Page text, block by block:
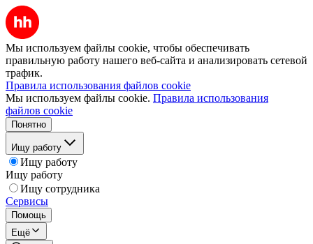
Мы используем файлы cookie, чтобы обеспечивать
правильную работу нашего веб-сайта и анализировать сетевой
трафик.
Правила использования файлов cookie
Мы используем файлы cookie. Правила использования
файлов cookie
Понятно
Ищу работу
Ищу работу
Ищу работу
Ищу сотрудника
Сервисы
Помощь
Ещё